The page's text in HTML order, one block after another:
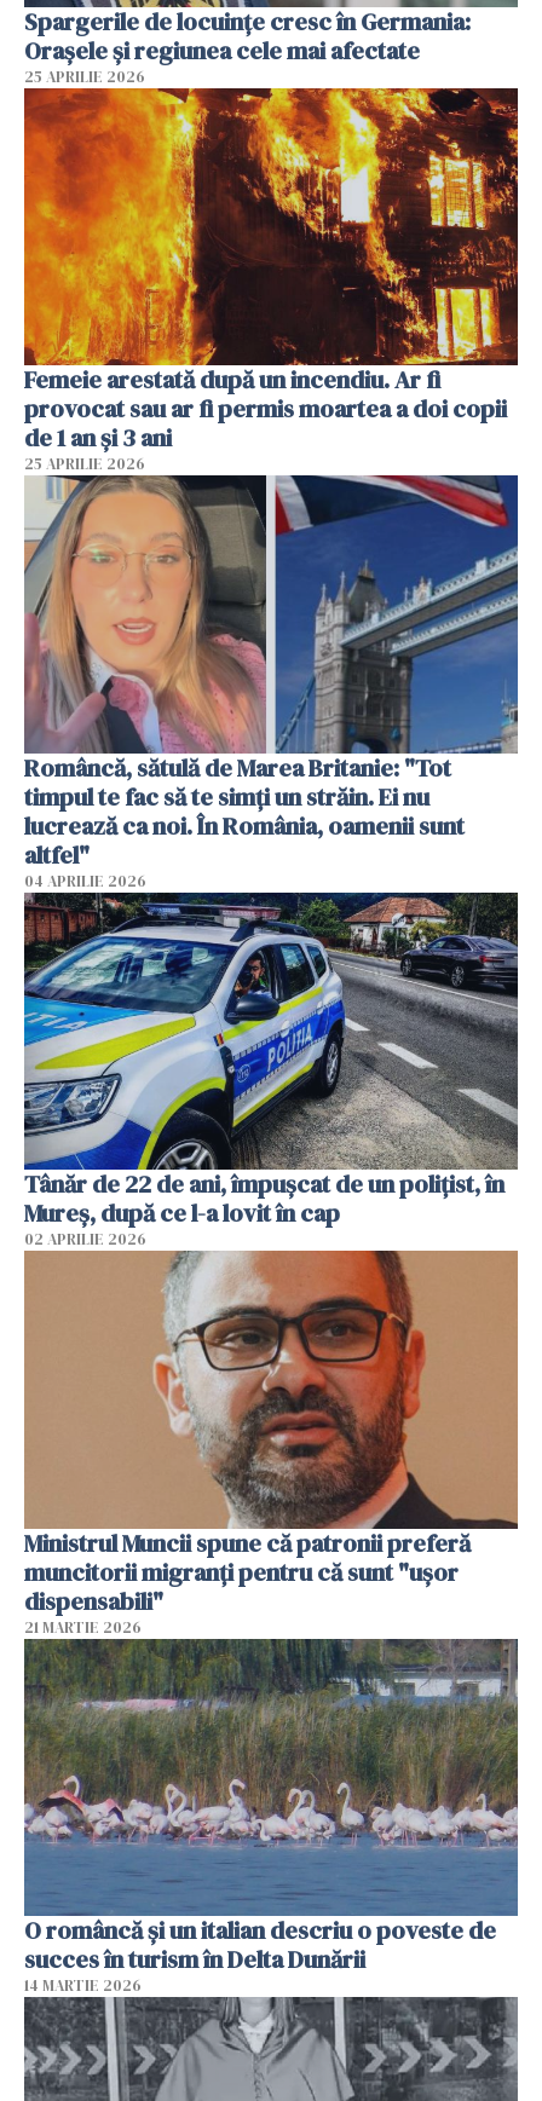
Spargerile de locuințe cresc în Germania:
Orașele și regiunea cele mai afectate
25 APRILIE 2026
Femeie arestată după un incendiu. Ar fi
provocat sau ar fi permis moartea a doi copii
de 1 an și 3 ani
25 APRILIE 2026
Româncă, sătulă de Marea Britanie: "Tot
timpul te fac să te simți un străin. Ei nu
lucrează ca noi. În România, oamenii sunt
altfel"
04 APRILIE 2026
Tânăr de 22 de ani, împușcat de un polițist, în
Mureș, după ce l-a lovit în cap
02 APRILIE 2026
Ministrul Muncii spune că patronii preferă
muncitorii migranți pentru că sunt "uşor
dispensabili"
21 MARTIE 2026
O româncă și un italian descriu o poveste de
succes în turism în Delta Dunării
14 MARTIE 2026